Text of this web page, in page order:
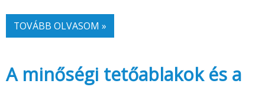
TOVÁBB OLVASOM »
A minőségi tetőablakok és a